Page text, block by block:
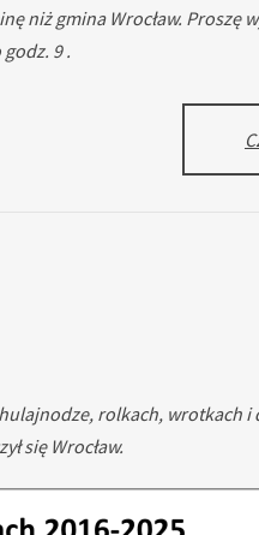
niż gmina Wrocław. Proszę
9 .
rolkach, wrotkach
się Wrocław.